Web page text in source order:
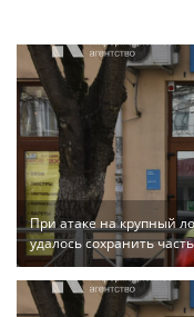
При атаке на крупный
удалось сохранить